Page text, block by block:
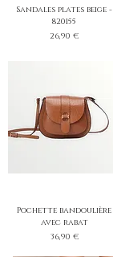
Sandales plates beige -
820155
Prix
26,90 €
Pochette bandoulière
avec rabat
Prix
36,90 €